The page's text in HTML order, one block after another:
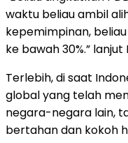
waktu beliau ambil
kepemimpinan,
ke bawah 30%.”
Terlebih, di saat
global yang telah
negara-negara lain,
bertahan dan kokoh